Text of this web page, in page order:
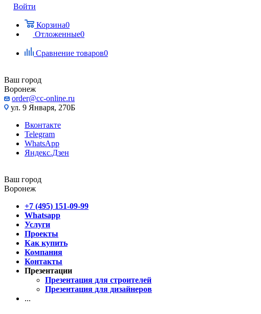
Войти
Корзина0
Отложенные0
Сравнение товаров0
Ваш город
Воронеж
order@cc-online.ru
ул. 9 Января, 270Б
Вконтакте
Telegram
WhatsApp
Яндекс.Дзен
Ваш город
Воронеж
+7 (495) 151-09-99
Whatsapp
Услуги
Проекты
Как купить
Компания
Контакты
Презентации
Презентация для строителей
Презентация для дизайнеров
...